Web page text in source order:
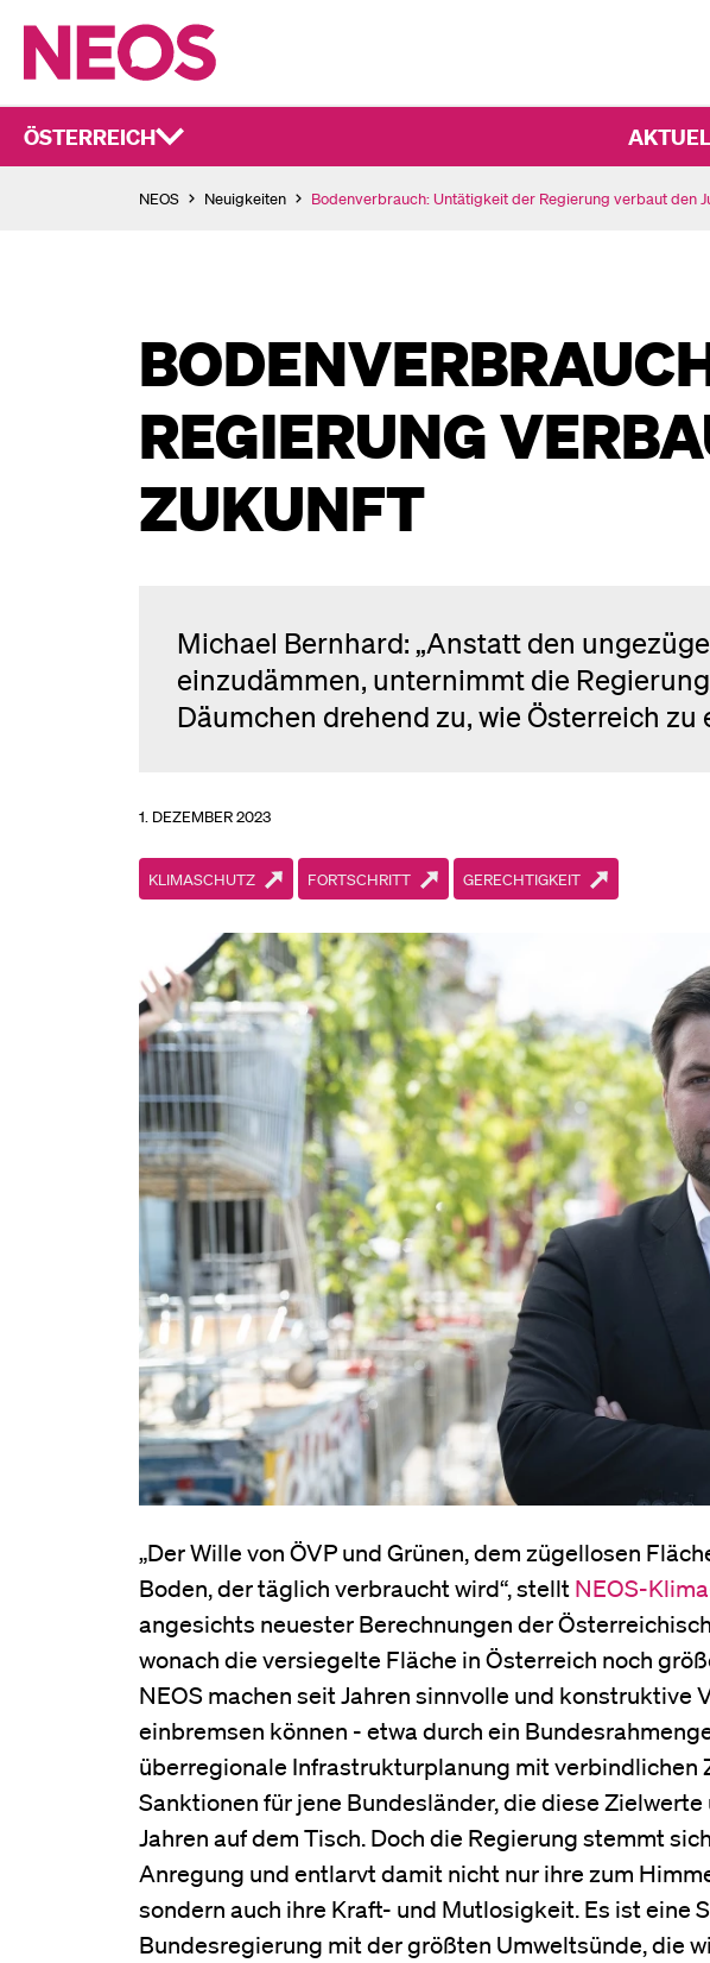
ÖSTERREICH
NEOS Neuigkeiten Bodenverbrauch: Untätigkeit der Regierung verbaut den
REGIERUNG
ZUKUNFT
Michael Bernhard: „Anstatt den
einzudämmen, unternimmt die
Däumchen drehend zu, wie Österreich zu
1. DEZEMBER 2023
KLIMASCHUTZ FORTSCHRITT GERECHTIGKEIT
„Der Wille von ÖVP und Grünen, dem zügellosen
Boden, der täglich verbraucht wird“, stelltNEOS-
angesichts neuester Berechnungen der
wonach die versiegelte Fläche in Österreich noch
NEOS machen seit Jahren sinnvolle und konstruktive
einbremsen können - etwa durch ein
überregionale Infrastrukturplanung mit
Sanktionen für jene Bundesländer, die diese
Jahren auf dem Tisch. Doch die Regierung stemmt
Anregung und entlarvt damit nicht nur ihre zum
sondern auch ihre Kraft- und Mutlosigkeit. Es ist eine
Bundesregierung mit der größten Umweltsünde, die